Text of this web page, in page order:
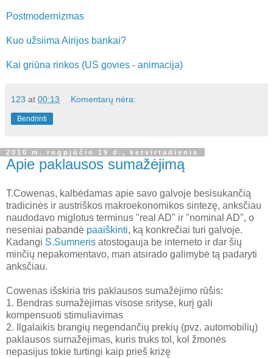
Postmodernizmas
Kuo užsiima Airijos bankai?
Kai griūna rinkos (US govies - animacija)
123 at 00:13 Komentarų nėra:
Bendrinti
2010 m. rugpjūčio 19 d., ketvirtadienis
Apie paklausos sumažėjimą
T.Cowenas, kalbėdamas apie savo galvoje besisukančią
tradicinės ir austriškos makroekonomikos sintezę, anksčiau
naudodavo miglotus terminus "real AD" ir "nominal AD", o
neseniai pabandė paaiškinti, ką konkrečiai turi galvoje.
Kadangi S.Sumneris atostogauja be interneto ir dar šių
minčių nepakomentavo, man atsirado galimybė tą padaryti
anksčiau.
Cowenas išskiria tris paklausos sumažėjimo rūšis:
1. Bendras sumažėjimas visose srityse, kurį gali
kompensuoti stimuliavimas
2. Ilgalaikis brangių negendančių prekių (pvz. automobilių)
paklausos sumažėjimas, kuris truks tol, kol žmonės
nepasijus tokie turtingi kaip prieš krizę